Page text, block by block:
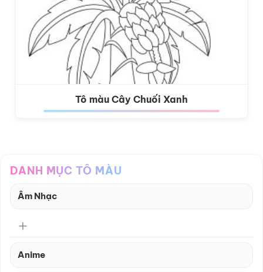
Tô màu Cây Chuối Xanh
DANH MỤC TÔ MÀU
Âm Nhạc
Anime